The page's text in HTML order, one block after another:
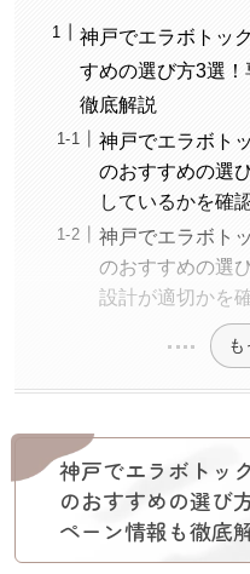
神戸でエラボトッ
すめの選び方3選
徹底解説
神戸でエラボト
のおすすめの選
しているかを確
神戸でエラボト
のおすすめの選
設計が適切かを
も
神戸でエラボトッ
のおすすめの選び
ペーン情報も徹底